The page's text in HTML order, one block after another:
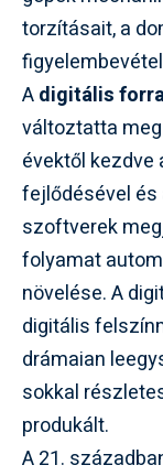
torzításait, a
Adigitális
változtatta
évektől
fejlődésével
szoftverek
folyamat
növelése. A
digitális
drámaian
sokkal
produkált.
A 21.